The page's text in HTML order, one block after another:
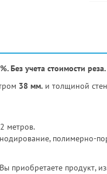
Без учета стоимости реза.
38 мм.и толщиной
метров.
полимерно-
продукт,